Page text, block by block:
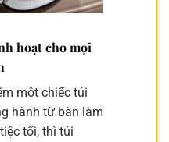
hoạt cho mọi
một chiếc túi
hành từ bàn làm
tối, thì túi